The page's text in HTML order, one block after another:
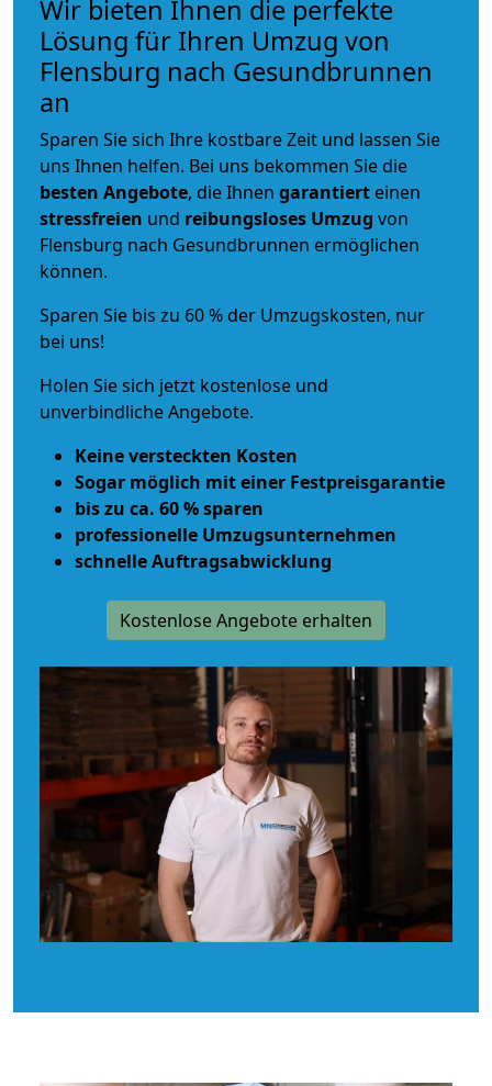
Wir bieten Ihnen die perfekte
Lösung für Ihren Umzug von
Flensburg nach Gesundbrunnen
an
Sparen Sie sich Ihre kostbare Zeit und lassen Sie
uns Ihnen helfen. Bei uns bekommen Sie die
besten Angebote, die Ihnen garantiert einen
stressfreien und reibungsloses Umzug von
Flensburg nach Gesundbrunnen ermöglichen
können.
Sparen Sie bis zu 60 % der Umzugskosten, nur
bei uns!
Holen Sie sich jetzt kostenlose und
unverbindliche Angebote.
Keine versteckten Kosten
Sogar möglich mit einer Festpreisgarantie
bis zu ca. 60 % sparen
professionelle Umzugsunternehmen
schnelle Auftragsabwicklung
Kostenlose Angebote erhalten